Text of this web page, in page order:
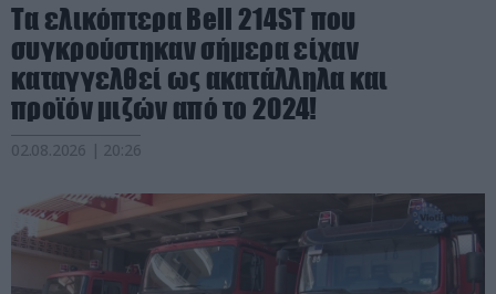
Τα ελικόπτερα Bell 214ST που
συγκρούστηκαν σήμερα είχαν
καταγγελθεί ως ακατάλληλα και
προϊόν μιζών από το 2024!
02.08.2026 | 20:26